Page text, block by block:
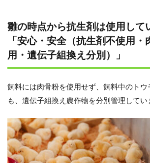
雛の時点から抗生剤は使用して
「安心・安全（抗生剤不使用・
用・遺伝子組換え分別）」
飼料には肉骨粉を使用せず、飼料中のトウ
も、遺伝子組換え農作物を分別管理してい